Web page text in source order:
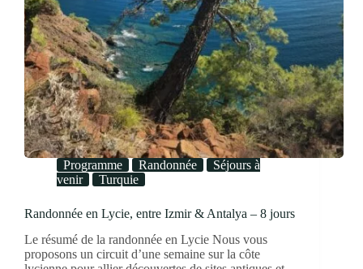
Programme Randonnée
Séjours à
venir
Turquie
Randonnée en Lycie, entre Izmir & Antalya – 8 jours
Le résumé de la randonnée en Lycie Nous vous
proposons un circuit d’une semaine sur la côte